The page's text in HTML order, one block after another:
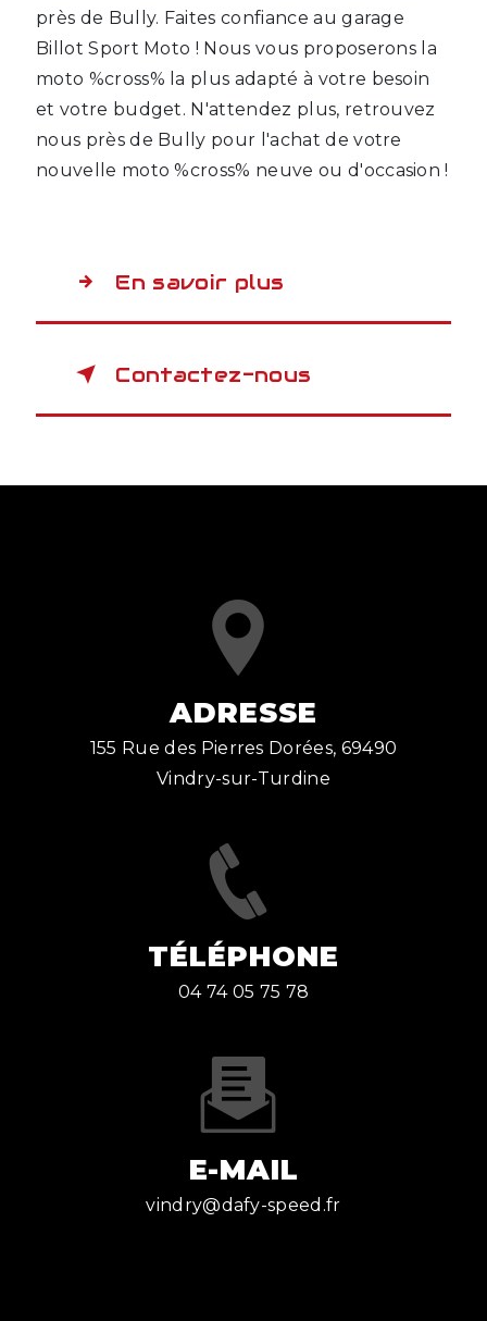
près de Bully. Faites confiance au garage
Billot Sport Moto ! Nous vous proposerons la
moto %cross% la plus adapté à votre besoin
et votre budget. N'attendez plus, retrouvez
nous près de Bully pour l'achat de votre
nouvelle moto %cross% neuve ou d'occasion !
En savoir plus
Contactez-nous
ADRESSE
155 Rue des Pierres Dorées, 69490
Vindry-sur-Turdine
TÉLÉPHONE
04 74 05 75 78
E-MAIL
vindry@dafy-speed.fr